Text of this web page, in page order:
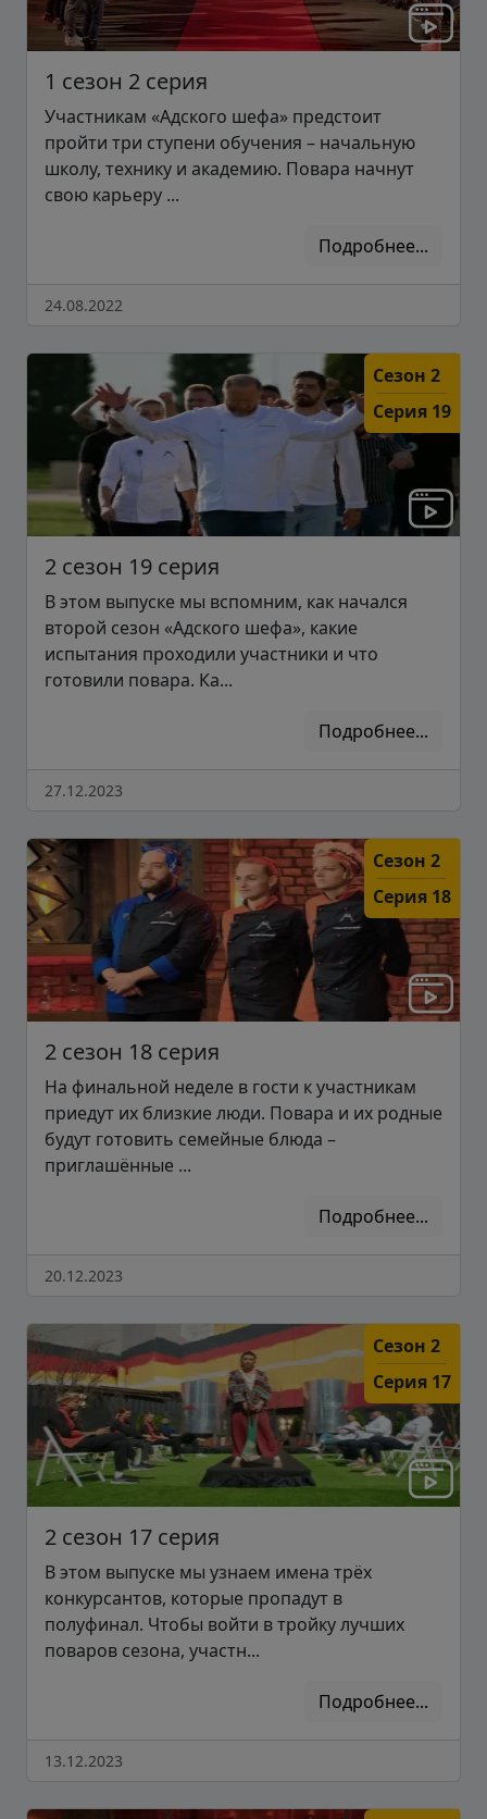
1 сезон 2 серия
Участникам «Адского шефа» предстоит
пройти три ступени обучения – начальную
школу, технику и академию. Повара начнут
свою карьеру ...
Подробнее...
24.08.2022
Сезон 2
Серия 19
2 сезон 19 серия
В этом выпуске мы вспомним, как начался
второй сезон «Адского шефа», какие
испытания проходили участники и что
готовили повара. Ка...
Подробнее...
27.12.2023
Сезон 2
Серия 18
2 сезон 18 серия
На финальной неделе в гости к участникам
приедут их близкие люди. Повара и их родные
будут готовить семейные блюда –
приглашённые ...
Подробнее...
20.12.2023
Сезон 2
Серия 17
2 сезон 17 серия
В этом выпуске мы узнаем имена трёх
конкурсантов, которые пропадут в
полуфинал. Чтобы войти в тройку лучших
поваров сезона, участн...
Подробнее...
13.12.2023